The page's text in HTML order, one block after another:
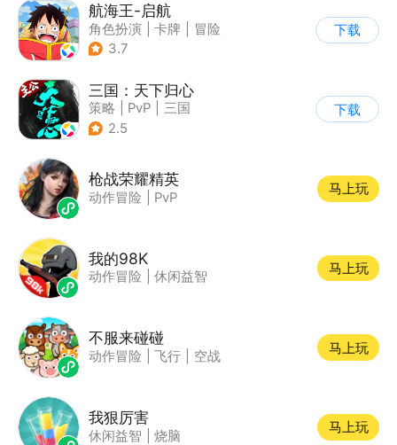
航海王-启航
角色扮演 卡牌
冒险
| 海贼王
3.7
下载
三国：天下归心
策略 PvP
三国
| SLG
2.5
下载
枪战荣耀精英
动作冒险 PvP
马上玩
我的98K
动作冒险 休闲益智
马上玩
不服来碰碰
动作冒险 飞行 空战
马上玩
我狠厉害
休闲益智 烧脑
马上玩